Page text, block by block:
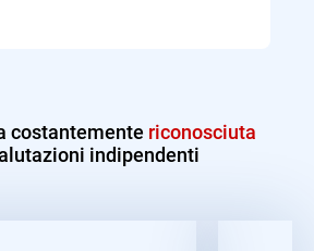
costantemente riconosciuta
indipendenti